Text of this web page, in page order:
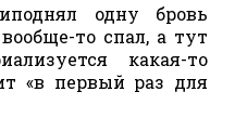
одну бровь
то спал, а тут
какая-то
«в первый раз для